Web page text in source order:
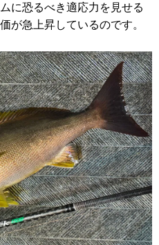
に恐るべき適応力を見せる
が急上昇しているのです。